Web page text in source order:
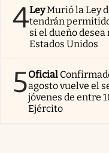
4LeyMurió la Ley
tendrán
si el dueño
Estados Unidos
5Oficial
agosto vuelve el
jóvenes de entre
Ejército